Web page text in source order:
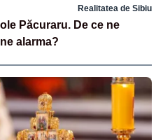
Realitatea de Sibiu
Păcuraru. De ce ne
alarma?